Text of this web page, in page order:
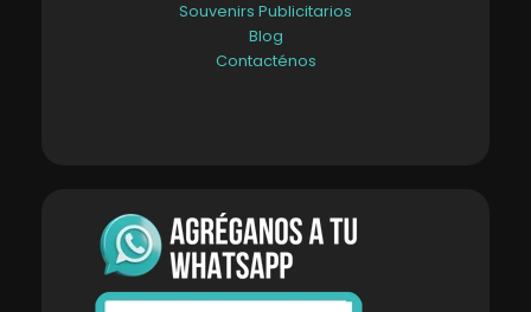
Souvenirs Publicitarios
Blog
Contacténos